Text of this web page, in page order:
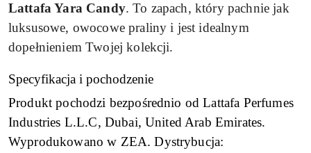
Lattafa Yara Candy. To zapach, który pachnie jak
luksusowe, owocowe praliny i jest idealnym
dopełnieniem Twojej kolekcji.
Specyfikacja i pochodzenie
Produkt pochodzi bezpośrednio od Lattafa Perfumes
Industries L.L.C, Dubai, United Arab Emirates.
Wyprodukowano w ZEA. Dystrybucja: